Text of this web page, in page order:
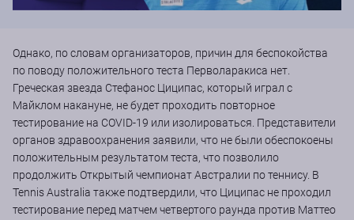
Однако, по словам организаторов, причин для беспокойства
по поводу положительного теста Перволаракиса нет.
Греческая звезда Стефанос Циципас, который играл с
Майклом накануне, не будет проходить повторное
тестирование на COVID-19 или изолироваться. Представители
органов здравоохранения заявили, что не были обеспокоены
положительным результатом теста, что позволило
продолжить Открытый чемпионат Австралии по теннису. В
Tennis Australia также подтвердили, что Циципас не проходил
тестирование перед матчем четвертого раунда против Маттео